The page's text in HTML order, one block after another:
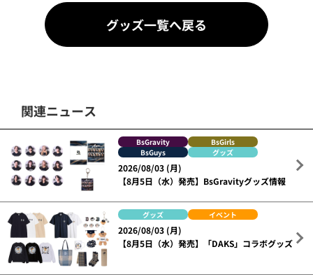
グッズ一覧へ戻る
関連ニュース
BsGravity
BsGirls
BsGuys
グッズ
2026/08/03 (月)
【8月5日（水）発売】BsGravityグッズ情報
グッズ イベント
2026/08/03 (月)
【8月5日（水）発売】「DAKS」コラボグッズ